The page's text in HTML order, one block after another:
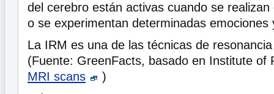
del cerebro están activas cuando se
o se experimentan determinadas emociones
La IRM es una de las técnicas de
(Fuente: GreenFacts, basado en Institute of
MRI scans
)